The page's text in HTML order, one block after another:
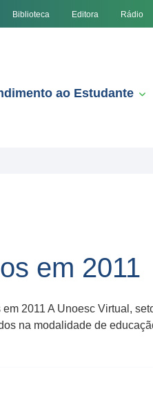
Biblioteca Editora Rádio
ao Estudante
em 2011
2011 A Unoesc Virtual,
na modalidade de